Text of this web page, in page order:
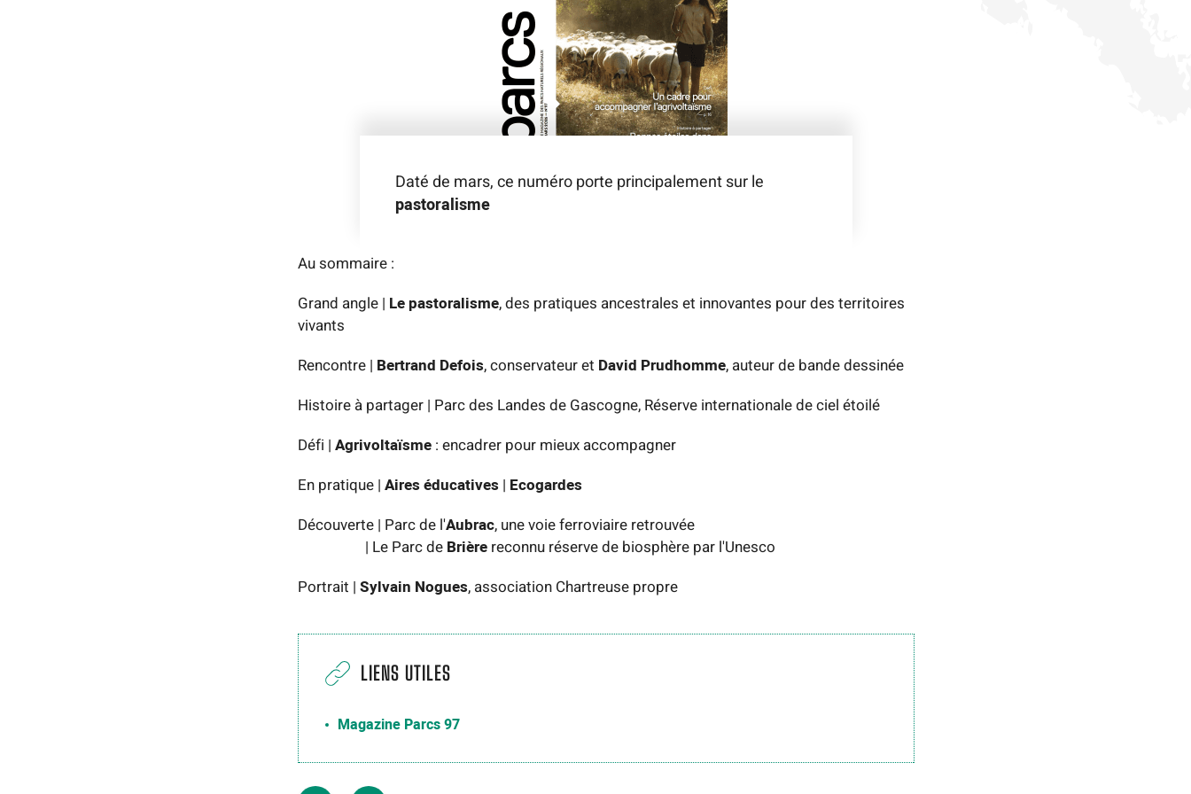
Daté de mars, ce numéro porte principalement sur le
pastoralisme
Au sommaire :
Grand angle | Le pastoralisme, des pratiques ancestrales et innovantes pour des territoires
vivants
Rencontre | Bertrand Defois, conservateur et David Prudhomme, auteur de bande dessinée
Histoire à partager | Parc des Landes de Gascogne, Réserve internationale de ciel étoilé
Défi | Agrivoltaïsme : encadrer pour mieux accompagner
En pratique | Aires éducatives | Ecogardes
Découverte | Parc de l'Aubrac, une voie ferroviaire retrouvée
| Le Parc de Brière reconnu réserve de biosphère par l'Unesco
Portrait | Sylvain Nogues, association Chartreuse propre
LIENS UTILES
Magazine Parcs 97